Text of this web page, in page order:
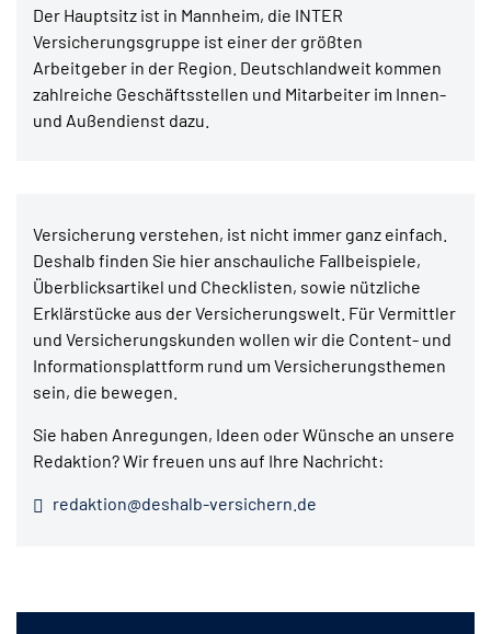
Der Hauptsitz ist in Mannheim, die INTER
Versicherungsgruppe ist einer der größten
Arbeitgeber in der Region. Deutschlandweit kommen
zahlreiche Geschäftsstellen und Mitarbeiter im Innen-
und Außendienst dazu.
Versicherung verstehen, ist nicht immer ganz einfach.
Deshalb finden Sie hier anschauliche Fallbeispiele,
Überblicksartikel und Checklisten, sowie nützliche
Erklärstücke aus der Versicherungswelt. Für Vermittler
und Versicherungskunden wollen wir die Content- und
Informationsplattform rund um Versicherungsthemen
sein, die bewegen.
Sie haben Anregungen, Ideen oder Wünsche an unsere
Redaktion? Wir freuen uns auf Ihre Nachricht:
redaktion@deshalb-versichern.de